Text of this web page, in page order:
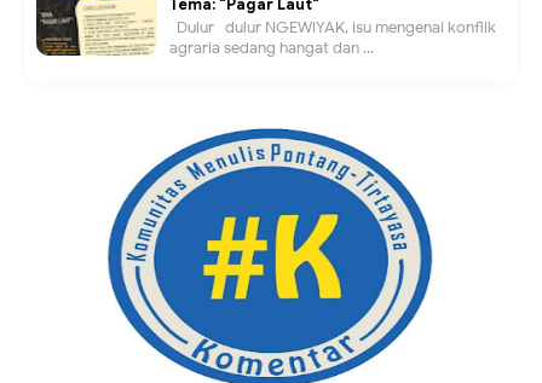
Tema: "Pagar Laut"
Dulur- dulur NGEWIYAK, isu mengenai konflik
agraria sedang hangat dan ...